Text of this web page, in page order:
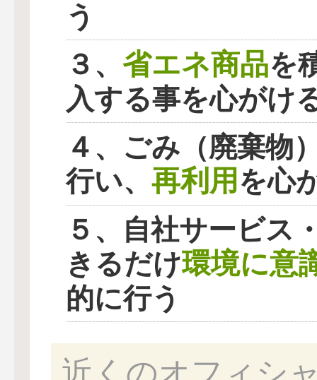
う
３、 省エネ商品を
入する事を心がけ
４、ごみ（廃棄物
行い、 再利用を心
５、自社サービス
きるだけ環境に意
的に行う